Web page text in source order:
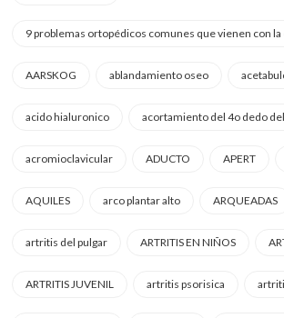
9 problemas ortopédicos comunes que vienen con la
AARSKOG ablandamiento oseo
acido hialuronico acortamiento del 4o dedo
acromioclavicular ADUCTO APERT
AQUILES arco plantar alto ARQUEADAS
artritis del pulgar ARTRITIS EN NIÑOS
ARTRITIS JUVENIL artritis psorisica